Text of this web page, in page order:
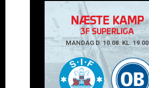
NÆSTE KAMP
3F SUPERLIGA
MANDAG D. 10.08. KL. 19.00